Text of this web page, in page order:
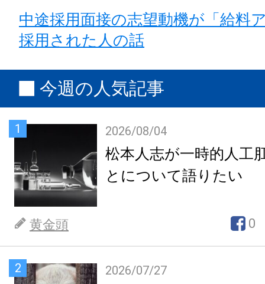
中途採用面接の志望動機が「給料
採用された人の話
今週の人気記事
1 2026/08/04
松本人志が一時的人工
とについて語りたい
黄金頭 0
2 2026/07/27